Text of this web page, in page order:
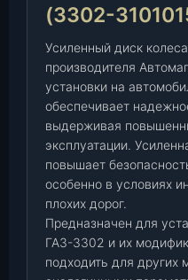
З
-
3
3
0
2
у
с
и
л
(
А
(3302-
Усиленный диск
производителя
установки на
обеспечивает
выдерживая
эксплуатации.
повышает
особенно в условиях
плохих дорог.
Предназначен для
ГАЗ-3302 и их
подходить для других